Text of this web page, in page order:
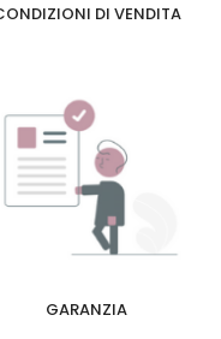
DI VENDITA
GARANZIA